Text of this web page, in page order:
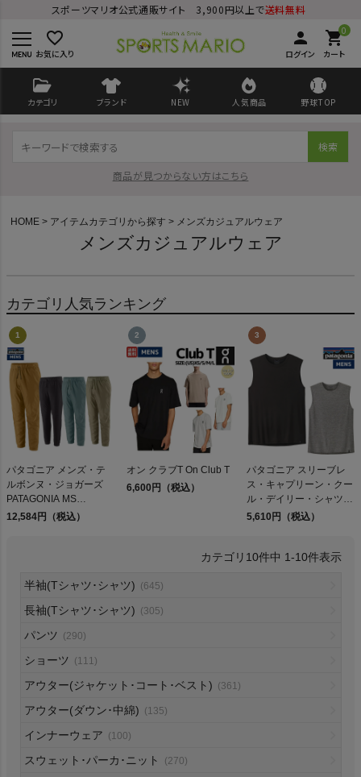
スポーツマリオ公式通販サイト 3,900円以上で送料無料
favorite_border
お気に入り
person
ログイン
0
shopping_cart
カート
カテゴリ ブランド NEW 人気商品 野球TOP
検索
商品が見つからない方はこちら
検索
商品が見つからない方はこちら
On
NIKE
CHUMS
HOKA
HOME アイテムカテゴリから探す メンズカジュアルウェア
メンズカジュアルウェア
カテゴリ人気ランキング
パタゴニア メンズ・テ
ルボンヌ・ジョガーズ
PATAGONIA MS
TERREBONNE
12,584円（税込）
オン クラブT On Club T
6,600円（税込）
パタゴニア スリーブレ
ス・キャプリーン・クー
ル・デイリー・シャツ
Patagonia Sleeveless
5,610円（税込）
10件中 1-10件表示
半袖(Tシャツ･シャツ) (645)
長袖(Tシャツ･シャツ) (305)
パンツ (290)
ショーツ (111)
アウター(ジャケット･コート･ベスト) (361)
アウター(ダウン･中綿) (135)
インナーウェア (100)
スウェット･パーカ･ニット (270)